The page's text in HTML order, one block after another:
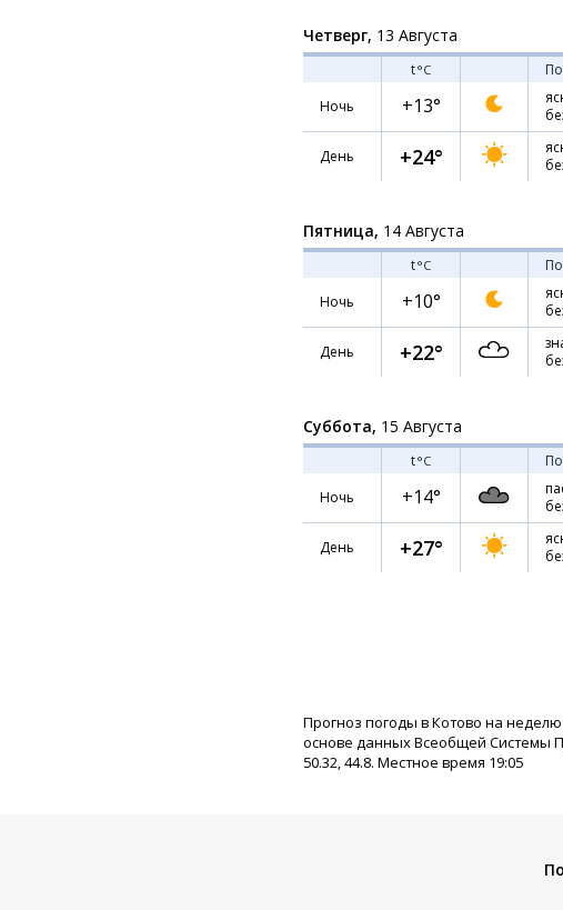
Четверг, 13 Августа
t°C
Ночь
+13°
День +24°
Пятница, 14 Августа
t°C
Ночь
+10°
День +22°
Суббота, 15 Августа
t°C
Ночь
+14°
День +27°
Прогноз погоды в Котово на
основе данных Всеобщей Системы
50.32, 44.8. Местное время 19:05